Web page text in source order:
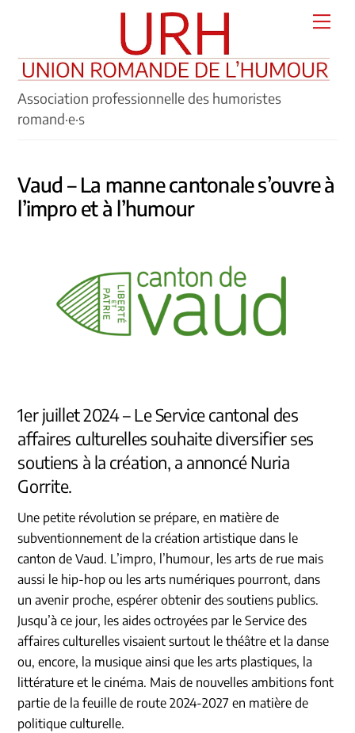
Association professionnelle des humoristes
romand·e·s
Vaud – La manne cantonale s’ouvre à
l’impro et à l’humour
1er juillet 2024 – Le Service cantonal des
affaires culturelles souhaite diversifier ses
soutiens à la création, a annoncé Nuria
Gorrite.
Une petite révolution se prépare, en matière de
subventionnement de la création artistique dans le
canton de Vaud. L’impro, l’humour, les arts de rue mais
aussi le hip-hop ou les arts numériques pourront, dans
un avenir proche, espérer obtenir des soutiens publics.
Jusqu’à ce jour, les aides octroyées par le Service des
affaires culturelles visaient surtout le théâtre et la danse
ou, encore, la musique ainsi que les arts plastiques, la
littérature et le cinéma. Mais de nouvelles ambitions font
partie de la feuille de route 2024-2027 en matière de
politique culturelle.